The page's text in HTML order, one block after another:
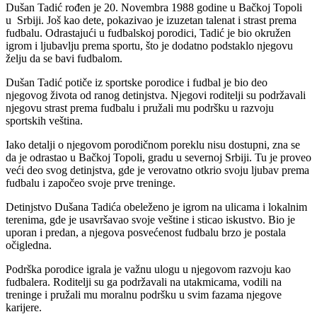
Dušan Tadić rođen je 20. Novembra 1988 godine u Bačkoj Topoli
u Srbiji. Još kao dete, pokazivao je izuzetan talenat i strast prema
fudbalu. Odrastajući u fudbalskoj porodici, Tadić je bio okružen
igrom i ljubavlju prema sportu, što je dodatno podstaklo njegovu
želju da se bavi fudbalom.
Dušan Tadić potiče iz sportske porodice i fudbal je bio deo
njegovog života od ranog detinjstva. Njegovi roditelji su podržavali
njegovu strast prema fudbalu i pružali mu podršku u razvoju
sportskih veština.
Iako detalji o njegovom porodičnom poreklu nisu dostupni, zna se
da je odrastao u Bačkoj Topoli, gradu u severnoj Srbiji. Tu je proveo
veći deo svog detinjstva, gde je verovatno otkrio svoju ljubav prema
fudbalu i započeo svoje prve treninge.
Detinjstvo Dušana Tadića obeleženo je igrom na ulicama i lokalnim
terenima, gde je usavršavao svoje veštine i sticao iskustvo. Bio je
uporan i predan, a njegova posvećenost fudbalu brzo je postala
očigledna.
Podrška porodice igrala je važnu ulogu u njegovom razvoju kao
fudbalera. Roditelji su ga podržavali na utakmicama, vodili na
treninge i pružali mu moralnu podršku u svim fazama njegove
karijere.